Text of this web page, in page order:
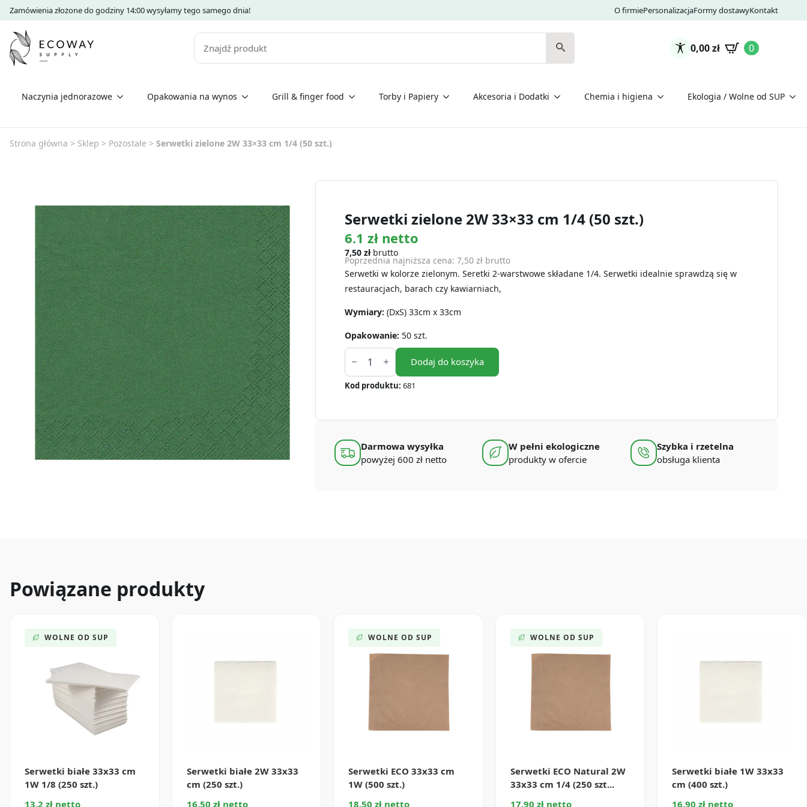
Zamówienia złożone do godziny 14:00 wysyłamy tego samego dnia! O firmiePersonalizacjaFormy dostawyKontakt
Szukaj
0,00zł 0
Naczynia jednorazowe Opakowania na wynos Grill & finger food Torby i Papiery Akcesoria i Dodatki Chemia i higiena Ekologia / Wolne od SUP
Strona główna > Sklep > Pozostałe > Serwetki zielone 2W 33×33 cm 1/4 (50 szt.)
Serwetki zielone 2W 33×33 cm 1/4 (50 szt.)
6.1 zł netto
7,50 złbrutto
Poprzednia najniższa cena: 7,50 złbrutto
Serwetki w kolorze zielonym. Seretki 2-warstwowe składane 1/4. Serwetki idealnie sprawdzą się w
restauracjach, barach czy kawiarniach,
Wymiary: (DxS) 33cm x 33cm
Opakowanie: 50 szt.
ilość
Serwetki
zielone
2W
33x33
(50
Dodaj do koszyka
Kod produktu: 681
Darmowa wysyłka
powyżej 600 zł netto
W pełni ekologiczne
produkty w ofercie
Szybka i rzetelna
obsługa klienta
Powiązane produkty
WOLNE OD SUP
Serwetki białe 33x33 cm
1W 1/8 (250 szt.)
13.2 zł netto
Serwetki białe 2W 33x33
cm (250 szt.)
16.50 zł netto
WOLNE OD SUP
Serwetki ECO 33x33 cm
1W (500 szt.)
18.50 zł netto
WOLNE OD SUP
Serwetki ECO Natural 2W
33x33 cm 1/4 (250 szt...
17.90 zł netto
Serwetki białe 1W 33x33
cm (400 szt.)
16.90 zł netto